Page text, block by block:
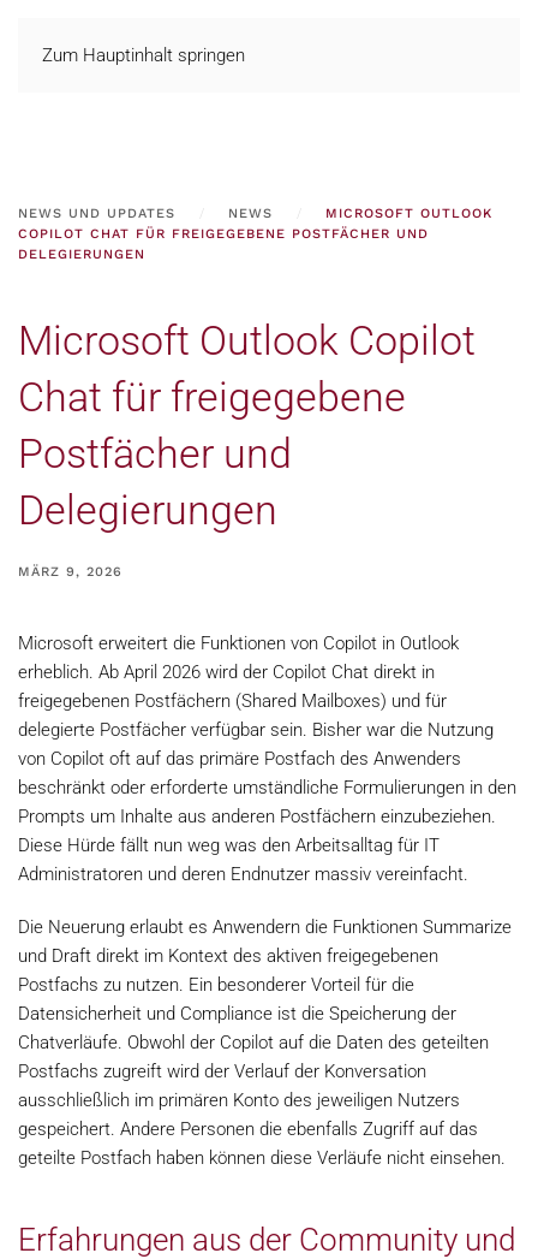
Zum Hauptinhalt springen
NEWS UND UPDATES NEWS
MICROSOFT OUTLOOK
COPILOT CHAT FÜR FREIGEGEBENE POSTFÄCHER UND
DELEGIERUNGEN
Microsoft Outlook Copilot
Chat für freigegebene
Postfächer und
Delegierungen
MÄRZ 9, 2026
Microsoft erweitert die Funktionen von Copilot in Outlook
erheblich. Ab April 2026 wird der Copilot Chat direkt in
freigegebenen Postfächern (Shared Mailboxes) und für
delegierte Postfächer verfügbar sein. Bisher war die Nutzung
von Copilot oft auf das primäre Postfach des Anwenders
beschränkt oder erforderte umständliche Formulierungen in den
Prompts um Inhalte aus anderen Postfächern einzubeziehen.
Diese Hürde fällt nun weg was den Arbeitsalltag für IT
Administratoren und deren Endnutzer massiv vereinfacht.
Die Neuerung erlaubt es Anwendern die Funktionen Summarize
und Draft direkt im Kontext des aktiven freigegebenen
Postfachs zu nutzen. Ein besonderer Vorteil für die
Datensicherheit und Compliance ist die Speicherung der
Chatverläufe. Obwohl der Copilot auf die Daten des geteilten
Postfachs zugreift wird der Verlauf der Konversation
ausschließlich im primären Konto des jeweiligen Nutzers
gespeichert. Andere Personen die ebenfalls Zugriff auf das
geteilte Postfach haben können diese Verläufe nicht einsehen.
Erfahrungen aus der Community und